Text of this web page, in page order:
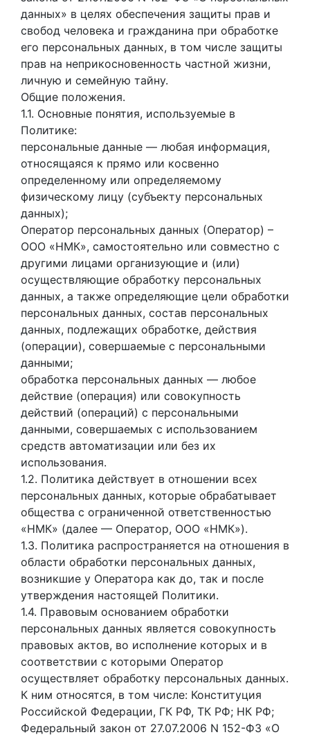
данных» в целях обеспечения защиты прав и
свобод человека и гражданина при обработке
его персональных данных, в том числе защиты
прав на неприкосновенность частной жизни,
личную и семейную тайну.
Общие положения.
1.1. Основные понятия, используемые в
Политике:
персональные данные — любая информация,
относящаяся к прямо или косвенно
определенному или определяемому
физическому лицу (субъекту персональных
данных);
Оператор персональных данных (Оператор) –
ООО «НМК», самостоятельно или совместно с
другими лицами организующие и (или)
осуществляющие обработку персональных
данных, а также определяющие цели обработки
персональных данных, состав персональных
данных, подлежащих обработке, действия
(операции), совершаемые с персональными
данными;
обработка персональных данных — любое
действие (операция) или совокупность
действий (операций) с персональными
данными, совершаемых с использованием
средств автоматизации или без их
использования.
1.2. Политика действует в отношении всех
персональных данных, которые обрабатывает
общества с ограниченной ответственностью
«НМК» (далее — Оператор, ООО «НМК»).
1.3. Политика распространяется на отношения в
области обработки персональных данных,
возникшие у Оператора как до, так и после
утверждения настоящей Политики.
1.4. Правовым основанием обработки
персональных данных является совокупность
правовых актов, во исполнение которых и в
соответствии с которыми Оператор
осуществляет обработку персональных данных.
К ним относятся, в том числе: Конституция
Российской Федерации, ГК РФ, ТК РФ; НК РФ;
Федеральный закон от 27.07.2006 N 152-ФЗ «О